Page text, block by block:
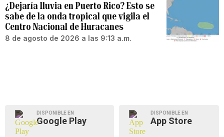
¿Dejaría lluvia en Puerto Rico? Esto se
sabe de la onda tropical que vigila el
Centro Nacional de Huracanes
8 de agosto de 2026 a las 9:13 a.m.
DISPONIBLE EN
Google Play
DISPONIBLE EN
App Store